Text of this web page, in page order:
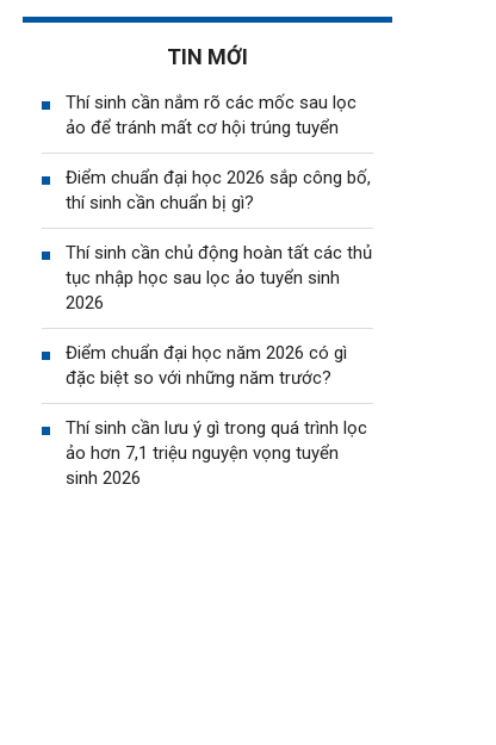
TIN MỚI
Thí sinh cần nắm rõ các mốc sau lọc
ảo để tránh mất cơ hội trúng tuyển
Điểm chuẩn đại học 2026 sắp công bố,
thí sinh cần chuẩn bị gì?
Thí sinh cần chủ động hoàn tất các thủ
tục nhập học sau lọc ảo tuyển sinh
2026
Điểm chuẩn đại học năm 2026 có gì
đặc biệt so với những năm trước?
Thí sinh cần lưu ý gì trong quá trình lọc
ảo hơn 7,1 triệu nguyện vọng tuyển
sinh 2026